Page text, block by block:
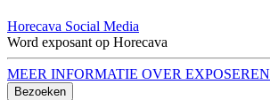
Horecava Social Media
Word exposant op Horecava
MEER INFORMATIE OVER EXPOSEREN
Bezoeken